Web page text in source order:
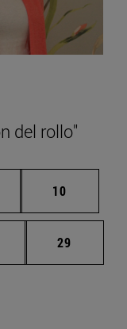
del rollo"
intermedias
Página
10
Páginas intermedias
Página
29